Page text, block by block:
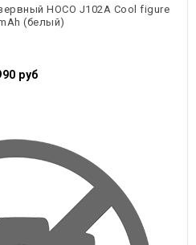
HOCO J102A Cool figure
(белый)
руб